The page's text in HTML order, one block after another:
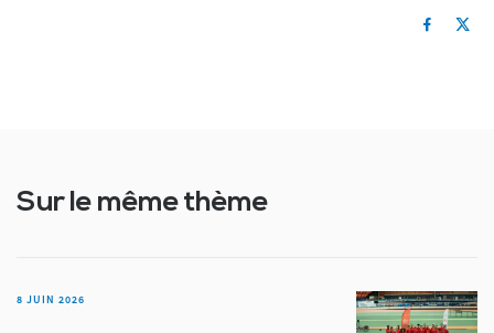
Sur le même thème
8 JUIN 2026